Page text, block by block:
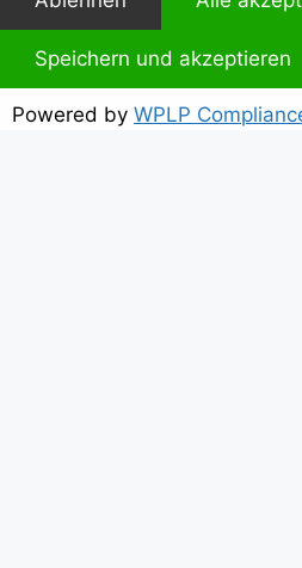
Speichern und akzeptieren
Powered by WPLP